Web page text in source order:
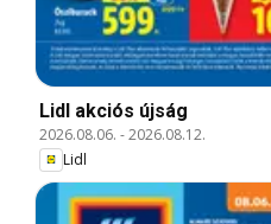
Lidl akciós újság
2026.08.06. -2026.08.12.
Lidl